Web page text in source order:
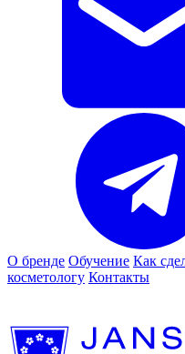
О бренде Обучение Как
косметологу Контакты